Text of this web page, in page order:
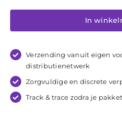
Fascinator
In
Verzending vanuit eigen
distributienetwerk
Zorgvuldigeen discrete
Track & trace zodra je